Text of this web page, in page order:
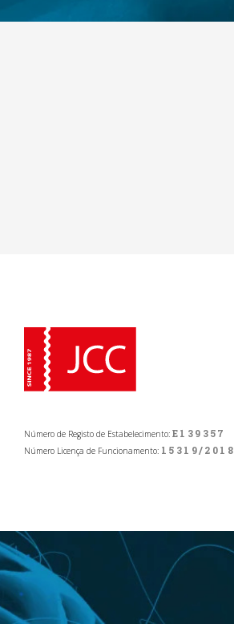
Número de Registo de Estabelecimento: E139357
Número Licença de Funcionamento: 15319/2018